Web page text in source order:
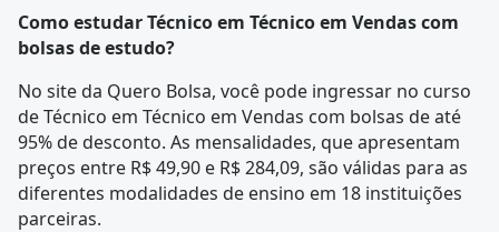
Como estudar Técnico em Técnico em Vendas com
bolsas de estudo?
No site da Quero Bolsa, você pode ingressar no curso
de Técnico em Técnico em Vendas com bolsas de até
95% de desconto. As mensalidades, que apresentam
preços entre R$ 49,90 e R$ 284,09, são válidas para as
diferentes modalidades de ensino em 18 instituições
parceiras.